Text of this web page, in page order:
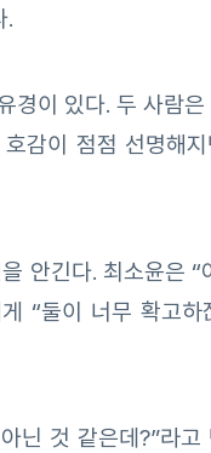
.
경이 있다. 두 사람
감이 점점 선명해
안긴다. 최소윤은
“둘이 너무 확고
닌 것 같은데?”라